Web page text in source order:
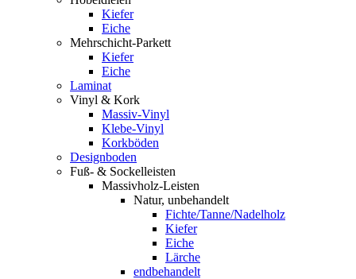
Kiefer
Eiche
Mehrschicht-Parkett
Kiefer
Eiche
Laminat
Vinyl & Kork
Massiv-Vinyl
Klebe-Vinyl
Korkböden
Designboden
Fuß- & Sockelleisten
Massivholz-Leisten
Natur, unbehandelt
Fichte/Tanne/Nadelholz
Kiefer
Eiche
Lärche
endbehandelt